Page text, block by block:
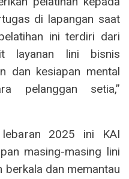
di lapangan saat
ini terdiri dari
layanan lini bisnis
dan kesiapan mental
pelanggan setia,”
lebaran 2025 ini KAI
masing-masing lini
berkala dan memantau